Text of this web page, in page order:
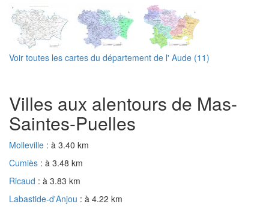
Voir toutes les cartes du département de l' Aude (11)
Villes aux alentours de Mas-
Saintes-Puelles
Molleville : à 3.40 km
Cumiès : à 3.48 km
Ricaud : à 3.83 km
Labastide-d'Anjou : à 4.22 km